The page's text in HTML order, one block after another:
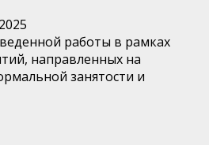
работы в рамках
направленных на
занятости и